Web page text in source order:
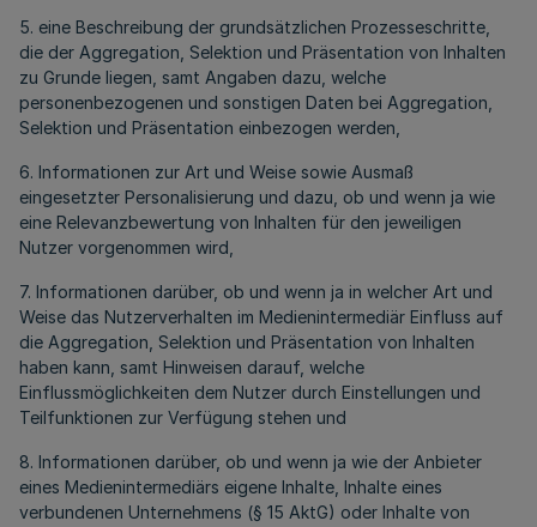
5. eine Beschreibung der grundsätzlichen Prozesseschritte,
die der Aggregation, Selektion und Präsentation von Inhalten
zu Grunde liegen, samt Angaben dazu, welche
personenbezogenen und sonstigen Daten bei Aggregation,
Selektion und Präsentation einbezogen werden,
6. Informationen zur Art und Weise sowie Ausmaß
eingesetzter Personalisierung und dazu, ob und wenn ja wie
eine Relevanzbewertung von Inhalten für den jeweiligen
Nutzer vorgenommen wird,
7. Informationen darüber, ob und wenn ja in welcher Art und
Weise das Nutzerverhalten im Medienintermediär Einfluss auf
die Aggregation, Selektion und Präsentation von Inhalten
haben kann, samt Hinweisen darauf, welche
Einflussmöglichkeiten dem Nutzer durch Einstellungen und
Teilfunktionen zur Verfügung stehen und
8. Informationen darüber, ob und wenn ja wie der Anbieter
eines Medienintermediärs eigene Inhalte, Inhalte eines
verbundenen Unternehmens (§ 15 AktG) oder Inhalte von